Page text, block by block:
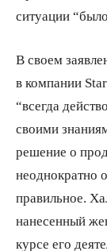
ситуации
В своем
в компании
“всегда
своими
решение о
неоднократно
правильное.
нанесенный
курсе его